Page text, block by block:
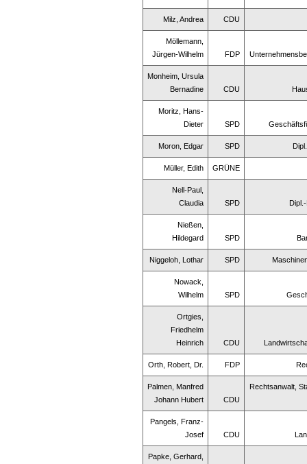
Milz, Andrea CDU
Möllemann,
Jürgen-Wilhelm
FDP
Monheim, Ursula
Bernadine
CDU
Moritz, Hans-
Dieter
SPD
Moron, Edgar SPD
Müller, Edith GRÜNE
Nell-Paul,
Claudia
SPD
Nießen,
Hildegard
SPD
Niggeloh, Lothar SPD
Nowack,
Wilhelm
SPD
Ortgies,
Friedhelm
Heinrich
CDU
Orth, Robert, Dr. FDP
Palmen, Manfred
Johann Hubert
CDU
Rechtsanwalt,
Pangels, Franz-
Josef
CDU
Papke, Gerhard,